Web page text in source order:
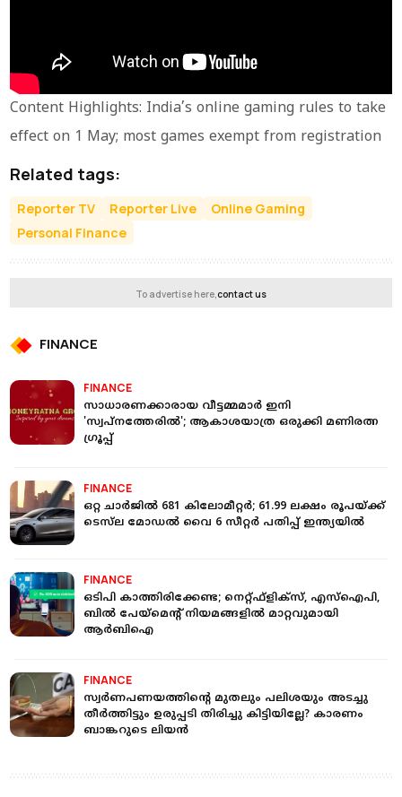
Content Highlights: India’s online gaming rules to take
effect on 1 May; most games exempt from registration
Related tags:
Reporter TV Reporter Live
Online Gaming
Personal Finance
To advertise here,contact us
FINANCE
FINANCE
സാധാരണക്കാരായ വീട്ടമ്മമാർ ഇനി
'സ്വപ്നത്തേരിൽ'; ആകാശയാത്ര ഒരുക്കി മണിരത്ന
ഗ്രൂപ്പ്
FINANCE
ഒറ്റ ചാര്‍ജില്‍ 681 കിലോമീറ്റര്‍; 61.99 ലക്ഷം രൂപയ്ക്ക്
ടെസ്‌ല മോഡല്‍ വൈ 6 സീറ്റര്‍ പതിപ്പ് ഇന്ത്യയില്‍
FINANCE
ഒടിപി കാത്തിരിക്കേണ്ട; നെറ്റ്ഫ്‌ളിക്‌സ്, എസ്‌ഐപി,
ബില്‍ പേയ്മെന്റ് നിയമങ്ങളില്‍ മാറ്റവുമായി
ആര്‍ബിഐ
FINANCE
സ്വർണപണയത്തിന്റെ മുതലും പലിശയും അടച്ചു
തീർത്തിട്ടും ഉരുപ്പടി തിരിച്ചു കിട്ടിയില്ലേ? കാരണം
ബാങ്കറുടെ ലിയൻ